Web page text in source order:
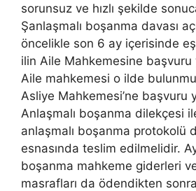
sorunsuz ve hızlı şekilde
Şanlaşmalı boşanma davası
öncelikle son 6 ay içerisinde
ilin Aile Mahkemesine başvuru
Aile mahkemesi o ilde
Asliye Mahkemesi’ne başvuru
Anlaşmalı boşanma dilekçesi
anlaşmalı boşanma protokolü
esnasında teslim edilmelidir.
boşanma mahkeme giderleri
masrafları da ödendikten